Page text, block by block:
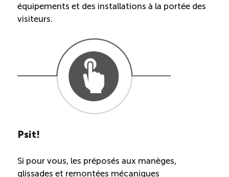
Saisonnalité
Chantier sur la saisonnalité
Bassins de main-d’oeuvre diversifiés
Devenir membre
Catalogue de formations en ligne
ÉTUDES
équipements et des installations à la portée des
visiteurs.
Psit!
Si pour vous, les préposés aux manèges,
glissades et remontées mécaniques